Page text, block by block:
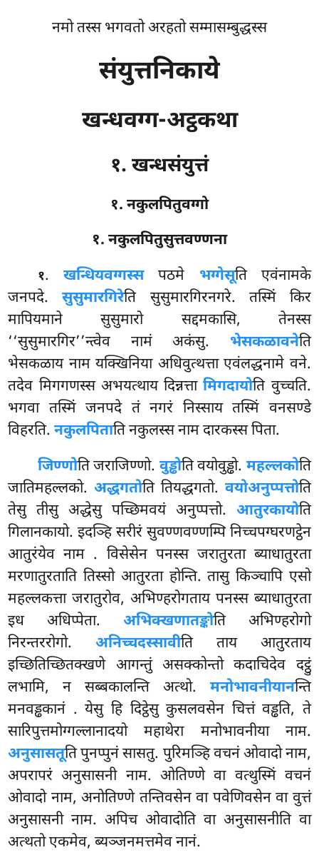
नमो तस्स भगवतो अरहतो सम्मासम्बुद्धस्स
संयुत्तनिकाये
खन्धवग्ग-अट्ठकथा
१. खन्धसंयुत्तं
१. नकुलपितुवग्गो
१. नकुलपितुसुत्तवण्णना
१.खन्धियवग्गस्सपठमे भग्गेसूति एवंनामके
जनपदे.सुसुमारगिरेति सुसुमारगिरनगरे. तस्मिं किर
मापियमाने सुसुमारो सद्दमकासि, तेनस्स
‘‘सुसुमारगिर’’न्त्वेव नामं अकंसु. भेसकळावनेति
भेसकळाय नाम यक्खिनिया अधिवुत्थत्ता एवंलद्धनामे वने.
तदेव मिगगणस्स अभयत्थाय दिन्नत्तामिगदायोति वुच्चति.
भगवा तस्मिं जनपदे तं नगरं निस्साय तस्मिं वनसण्डे
विहरति.नकुलपिताति नकुलस्स नाम दारकस्स पिता.
जिण्णोति जराजिण्णो. वुड्ढोति वयोवुड्ढो. महल्लकोति
जातिमहल्लको.अद्धगतोति तियद्धगतो. वयोअनुप्पत्तोति
तेसु तीसु अद्धेसु पच्छिमवयं अनुप्पत्तो. आतुरकायोति
गिलानकायो. इदञ्हि सरीरं सुवण्णवण्णम्पि निच्चपग्घरणट्ठेन
आतुरंयेव नाम . विसेसेन पनस्स जरातुरता ब्याधातुरता
मरणातुरताति तिस्सो आतुरता होन्ति. तासु किञ्चापि एसो
महल्लकत्ता जरातुरोव, अभिण्हरोगताय पनस्स ब्याधातुरता
इध अधिप्पेता. अभिक्खणातङ्कोति अभिण्हरोगो
निरन्तररोगो.अनिच्चदस्सावीति ताय आतुरताय
इच्छितिच्छितक्खणे आगन्तुं असक्कोन्तो कदाचिदेव दट्ठुं
लभामि, न सब्बकालन्ति अत्थो. मनोभावनीयानन्ति
मनवड्ढकानं . येसु हि दिट्ठेसु कुसलवसेन चित्तं वड्ढति, ते
सारिपुत्तमोग्गल्लानादयो महाथेरा मनोभावनीया नाम.
अनुसासतूति पुनप्पुनं सासतु. पुरिमञ्हि वचनं ओवादो नाम,
अपरापरं अनुसासनी नाम. ओतिण्णे वा वत्थुस्मिं वचनं
ओवादो नाम, अनोतिण्णे तन्तिवसेन वा पवेणिवसेन वा वुत्तं
अनुसासनी नाम. अपिच ओवादोति वा अनुसासनीति वा
अत्थतो एकमेव, ब्यञ्जनमत्तमेव नानं.